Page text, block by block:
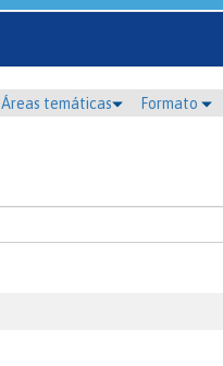
Áreas temáticas Formato